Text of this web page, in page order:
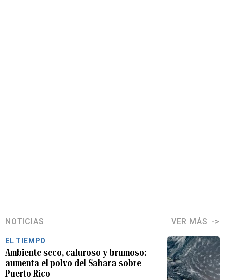
NOTICIAS VER MÁS
EL TIEMPO
Ambiente seco, caluroso y brumoso:
aumenta el polvo del Sahara sobre
Puerto Rico